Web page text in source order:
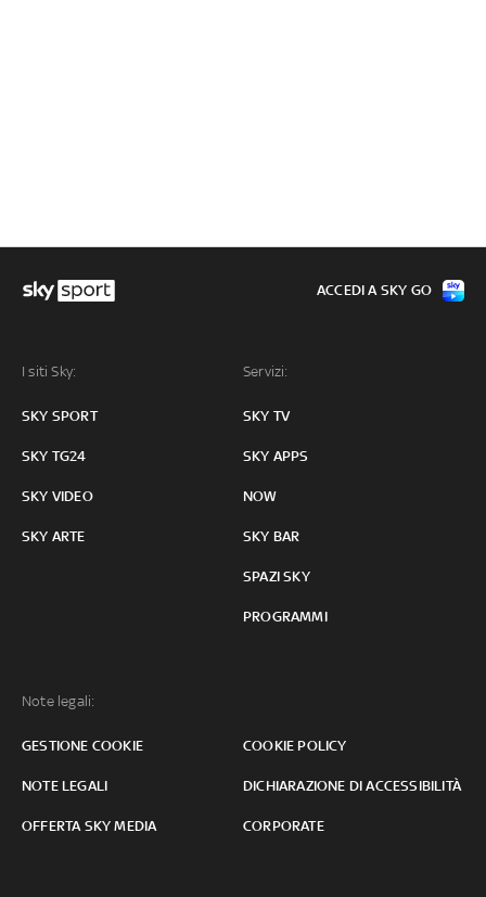
I siti Sky:
SKY SPORT
SKY TG24
SKY VIDEO
SKY ARTE
Servizi:
SKY TV
SKY APPS
NOW
SKY BAR
SPAZI SKY
PROGRAMMI
Note legali:
GESTIONE COOKIE COOKIE POLICY
NOTE LEGALI DICHIARAZIONE DI ACCESSIBILITÀ
OFFERTA SKY MEDIA CORPORATE
ACCEDI A SKY GO